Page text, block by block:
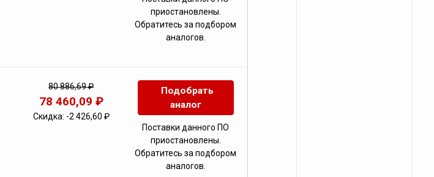
приостановлены.
Обратитесь за подбором
аналогов.
80 886,69 ₽
78 460,09 ₽
Скидка: -2 426,60 ₽
Подобрать
аналог
Поставки данного ПО
приостановлены.
Обратитесь за подбором
аналогов.